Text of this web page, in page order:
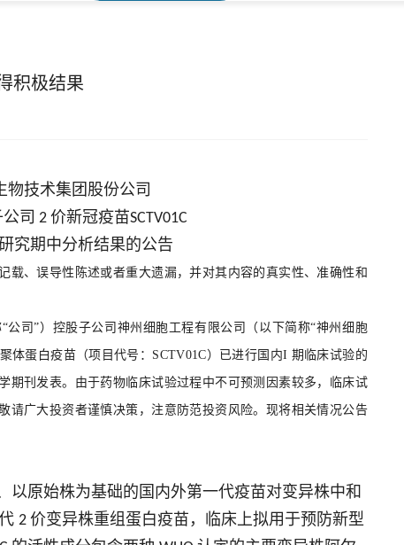
积极结果
物技术集团股份公司
司 2 价新冠疫苗SCTV01C
究期中分析结果的公告
载、误导性陈述或者重大遗漏，并对其内容的真实性、准确性和
“公司”）控股子公司神州细胞工程有限公司（以下简称“神州细胞
体蛋白疫苗（项目代号：SCTV01C）已进行国内I 期临床试验的
期刊发表。由于药物临床试验过程中不可预测因素较多，临床试
请广大投资者谨慎决策，注意防范投资风险。现将相关情况公告
以原始株为基础的国内外第一代疫苗对变异株中和
2 价变异株重组蛋白疫苗，临床上拟用于预防新型